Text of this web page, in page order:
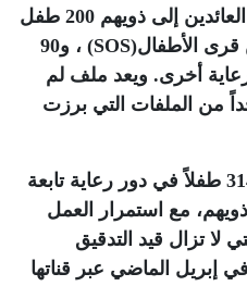
"فيسبوك"، أن عدد الأطفال العائدين إلى ذويهم 200 طفل
(SOS)
، و90
أخرى. ويعد ملف لم
من الملفات التي برزت
ووفقاً لبيانات الوزارة، أودع 314 طفلاً في دور رعاية تابعة
طفلاً إلى ذويهم، مع استمرار العمل
لا تزال قيد التدقيق
إبريل الماضي عبر قناتها